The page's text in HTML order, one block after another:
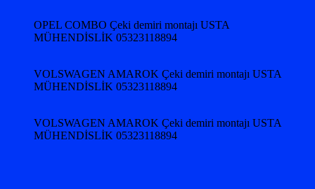
OPEL COMBO Çeki demiri montajı USTA
MÜHENDİSLİK 05323118894
VOLSWAGEN AMAROK Çeki demiri montajı USTA
MÜHENDİSLİK 05323118894
VOLSWAGEN AMAROK Çeki demiri montajı USTA
MÜHENDİSLİK 05323118894